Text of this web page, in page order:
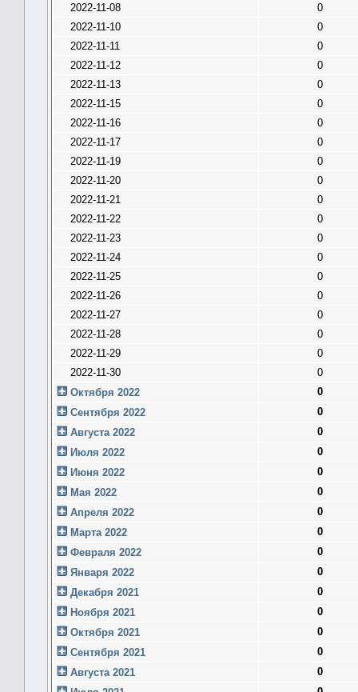
2022-11-08
0
2022-11-10
0
2022-11-11
0
2022-11-12
0
2022-11-13
0
2022-11-15
0
2022-11-16
0
2022-11-17
0
2022-11-19
0
2022-11-20
0
2022-11-21
0
2022-11-22
0
2022-11-23
0
2022-11-24
0
2022-11-25
0
2022-11-26
0
2022-11-27
0
2022-11-28
0
2022-11-29
0
2022-11-30
0
Октября 2022
0
Сентября 2022
0
Августа 2022
0
Июля 2022
0
Июня 2022
0
Мая 2022
0
Апреля 2022
0
Марта 2022
0
Февраля 2022
0
Января 2022
0
Декабря 2021
0
Ноября 2021
0
Октября 2021
0
Сентября 2021
0
Августа 2021
0